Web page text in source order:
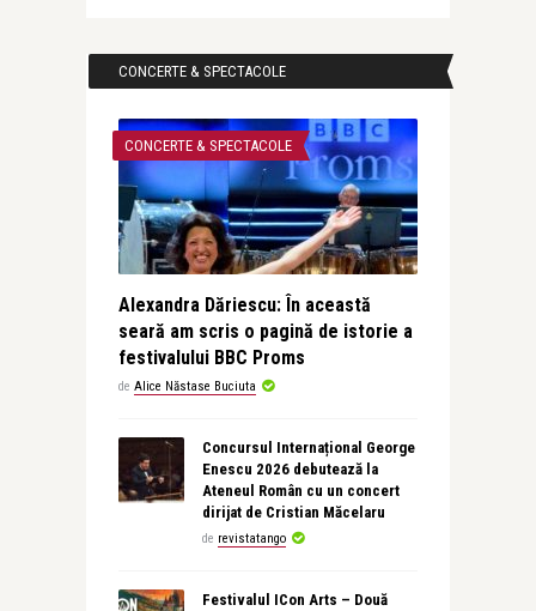
CONCERTE & SPECTACOLE
CONCERTE & SPECTACOLE
Alexandra Dăriescu: În această
seară am scris o pagină de istorie a
festivalului BBC Proms
de Alice Năstase Buciuta
Concursul Internațional George
Enescu 2026 debutează la
Ateneul Român cu un concert
dirijat de Cristian Măcelaru
de revistatango
Festivalul ICon Arts – Două